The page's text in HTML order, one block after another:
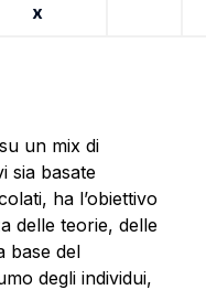
x
un mix di
sia basate
ha l’obiettivo
delle teorie, delle
base del
degli individui,